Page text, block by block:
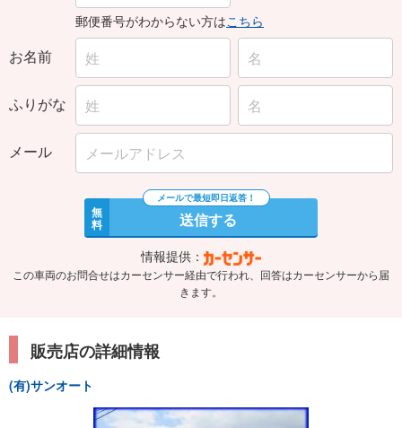
郵便番号がわからない方はこちら
無
料 送信する
情報提供：
この車両のお問合せはカーセンサー経由で行われ、回答はカーセンサーから届
きます。
販売店の詳細情報